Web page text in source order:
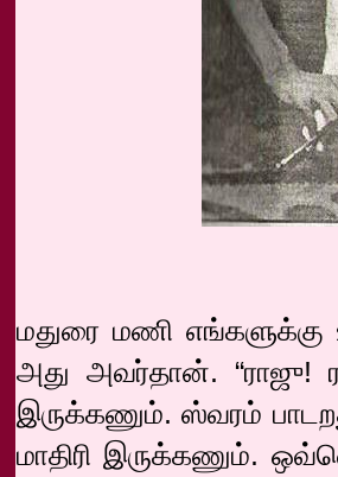
மதுரை மணி எங்களுக்கு
அது அவர்தான். “ராஜு!
இருக்கணும். ஸ்வரம்
மாதிரி இருக்கணும்.